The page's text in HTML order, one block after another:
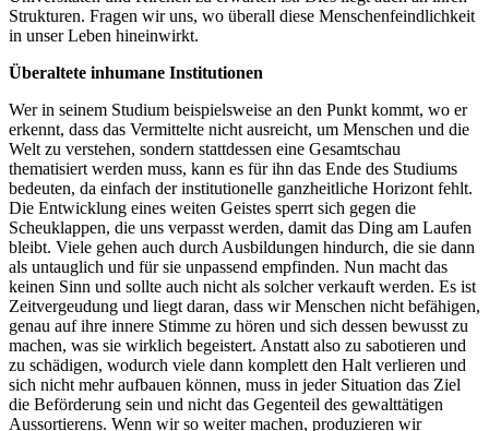
Strukturen. Fragen wir uns, wo überall diese Menschenfeindlichkeit
in unser Leben hineinwirkt.
Überaltete inhumane Institutionen
Wer in seinem Studium beispielsweise an den Punkt kommt, wo er
erkennt, dass das Vermittelte nicht ausreicht, um Menschen und die
Welt zu verstehen, sondern stattdessen eine Gesamtschau
thematisiert werden muss, kann es für ihn das Ende des Studiums
bedeuten, da einfach der institutionelle ganzheitliche Horizont fehlt.
Die Entwicklung eines weiten Geistes sperrt sich gegen die
Scheuklappen, die uns verpasst werden, damit das Ding am Laufen
bleibt. Viele gehen auch durch Ausbildungen hindurch, die sie dann
als untauglich und für sie unpassend empfinden. Nun macht das
keinen Sinn und sollte auch nicht als solcher verkauft werden. Es ist
Zeitvergeudung und liegt daran, dass wir Menschen nicht befähigen,
genau auf ihre innere Stimme zu hören und sich dessen bewusst zu
machen, was sie wirklich begeistert. Anstatt also zu sabotieren und
zu schädigen, wodurch viele dann komplett den Halt verlieren und
sich nicht mehr aufbauen können, muss in jeder Situation das Ziel
die Beförderung sein und nicht das Gegenteil des gewalttätigen
Aussortierens. Wenn wir so weiter machen, produzieren wir